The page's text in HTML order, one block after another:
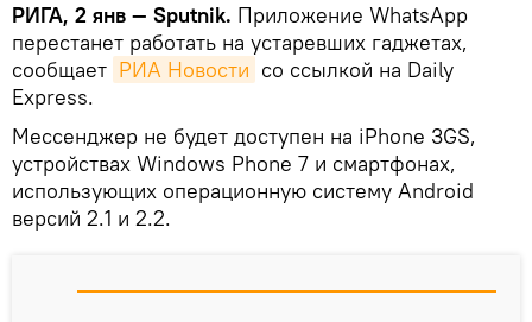
РИГА, 2 янв — Sputnik. Приложение WhatsApp
перестанет работать на устаревших гаджетах,
сообщает РИА Новости со ссылкой на Daily
Express.
Мессенджер не будет доступен на iPhone 3GS,
устройствах Windows Phone 7 и смартфонах,
использующих операционную систему Android
версий 2.1 и 2.2.